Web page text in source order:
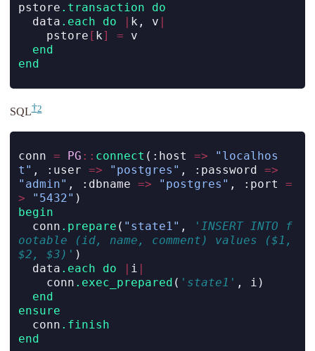
pstore .transaction
do
  data
.each do k, v
    pstore
[ k] = v
end
end
SQL 2
conn = PG :: connect ( :host =>
"localhos
t" , :user => "postgres" , :password =>
"admin" , :dbname => "postgres" , :port
=
>
"5432" )
begin
  conn
.prepare ( "state1" ,
'INSERT INTO f
ootable (id, name, comment) values ($1,
$2, $3)' )
  data
.each do | i |
    conn
.exec_prepared ( 'state1' , i)
end
ensure
  conn
.finish
end